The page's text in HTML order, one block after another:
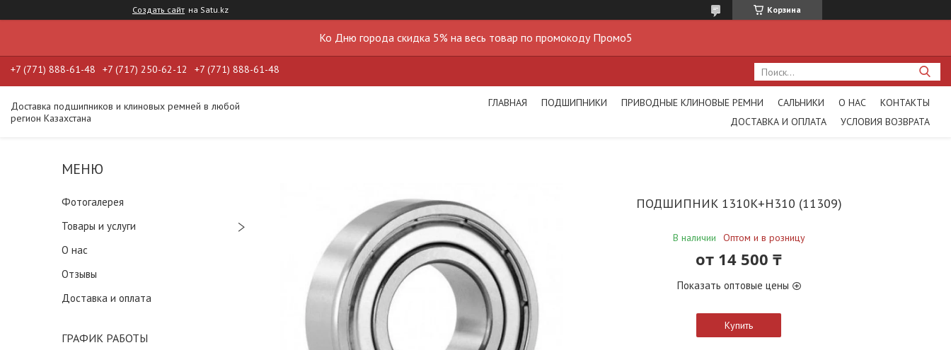
Создать сайт на Satu.kz Корзина
Ко Дню города скидка 5% на весь товар по промокоду Промо5
+7 (771) 888-61-48 +7 (717) 250-62-12 +7 (771) 888-61-48
Доставка подшипников и клиновых ремней в любой
регион Казахстана
ГЛАВНАЯ ПОДШИПНИКИ ПРИВОДНЫЕ КЛИНОВЫЕ РЕМНИ САЛЬНИКИ О НАС
КОНТАКТЫ
ДОСТАВКА И ОПЛАТА
УСЛОВИЯ ВОЗВРАТА
Фотогалерея
Товары и услуги
О нас
Отзывы
Доставка и оплата
ГРАФИК РАБОТЫ
ПОДШИПНИК 1310K+H310 (11309)
В наличии Оптом и в розницу
от 14 500 ₸
Показать оптовые цены
Купить